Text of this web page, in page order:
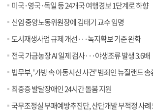
미국·영국·독일 등 24개국 여행경보 1단계로 하향
신임 중앙노동위원장에 김태기 교수 임명
도시재생사업 규제 개선···녹지확보 기준 완화
전국 가금농장 AI 일제 검사···야생조류 발생 3.6배
법무부, '가방 속 아동시신 사건' 범죄인 뉴질랜드 송
최중증 발달장애인 24시간 돌봄 지원
국무조정실 부패예방추진단, 산단개발 부적정 사례 56건